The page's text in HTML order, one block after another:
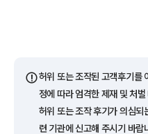
글로벌
고객
통
⚠️허위 또는 조작된 고객후기를
정에 따라 엄격한 제재 및 처
허위 또는 조작 후기가 의심
련 기관에 신고해 주시기 바